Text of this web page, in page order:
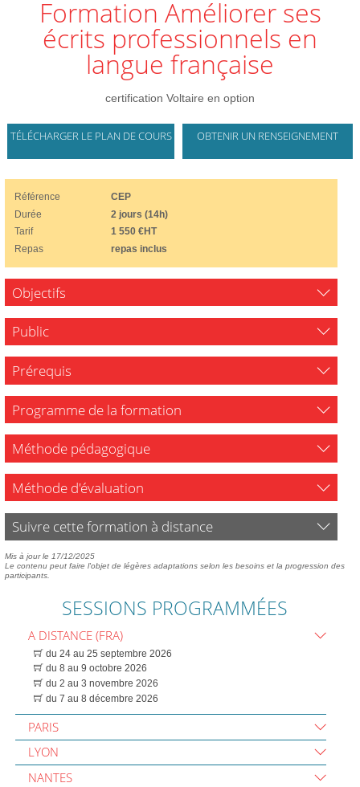
Formation Améliorer ses
écrits professionnels en
langue française
certification Voltaire en option
TÉLÉCHARGER LE PLAN DE COURS OBTENIR UN RENSEIGNEMENT
Référence
CEP
Durée
2 jours (14h)
Tarif
1 550 €HT
Repas
repas inclus
Objectifs
Public
Prérequis
Programme de la formation
Méthode pédagogique
Méthode d'évaluation
Suivre cette formation à distance
Mis à jour le 17/12/2025
Le contenu peut faire l'objet de légères adaptations selon les besoins et la progression des
participants.
SESSIONS PROGRAMMÉES
A DISTANCE (FRA)
du 24 au 25 septembre 2026
du 8 au 9 octobre 2026
du 2 au 3 novembre 2026
du 7 au 8 décembre 2026
PARIS
LYON
NANTES